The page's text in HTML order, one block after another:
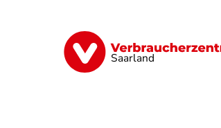
Saarland
Digitales Energie